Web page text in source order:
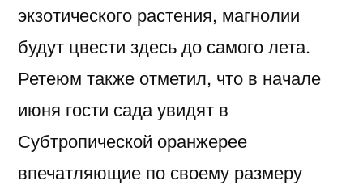
экзотического растения, магнолии
будут цвести здесь до самого лета.
Ретеюм также отметил, что в начале
июня гости сада увидят в
Субтропической оранжерее
впечатляющие по своему размеру